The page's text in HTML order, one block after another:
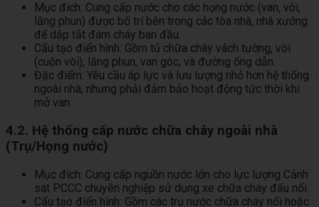
Mục đích: Cung cấp nước cho các họng nước (van, vòi,
lăng phun) được bố trí bên trong các tòa nhà, nhà xưởng
để dập tắt đám cháy ban đầu.
Cấu tạo điển hình: Gồm tủ chữa cháy vách tường, vòi
(cuộn vòi), lăng phun, van góc, và đường ống dẫn.
Đặc điểm: Yêu cầu áp lực và lưu lượng nhỏ hơn hệ thống
ngoài nhà, nhưng phải đảm bảo hoạt động tức thời khi
mở van.
4.2. Hệ thống cấp nước chữa cháy ngoài nhà
(Trụ/Họng nước)
Mục đích: Cung cấp nguồn nước lớn cho lực lượng Cảnh
sát PCCC chuyên nghiệp sử dụng xe chữa cháy đấu nối.
Cấu tạo điển hình: Gồm các trụ nước chữa cháy nổi hoặc